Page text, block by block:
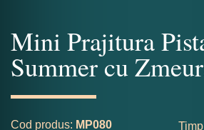
Mini Prajitura
Summer cu
Cod produs: MP080